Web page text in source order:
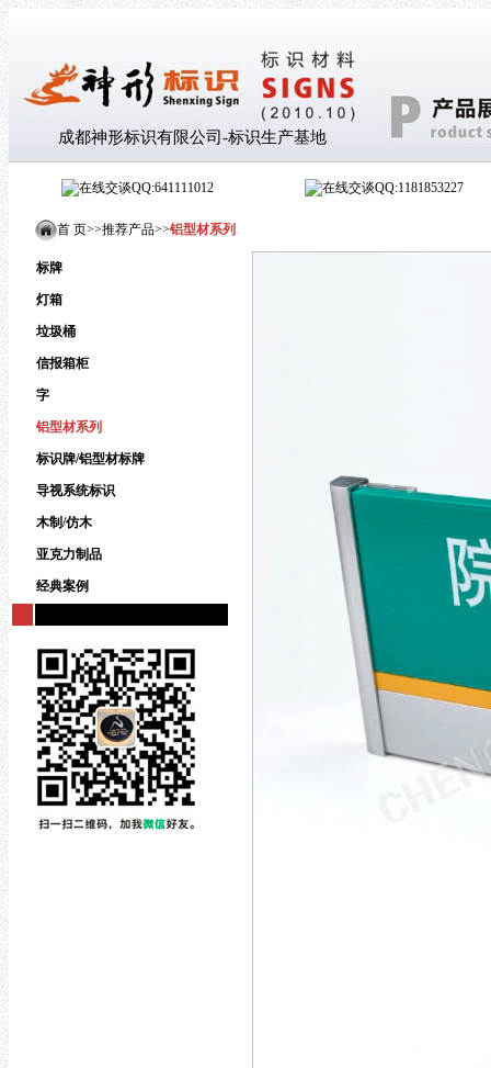
成都神形标识有限公司-标识生产基地
QQ:641111012 QQ:1181853227
首 页>>推荐产品>>铝型材系列
标牌
灯箱
垃圾桶
信报箱柜
字
铝型材系列
标识牌/铝型材标牌
导视系统标识
木制/仿木
亚克力制品
经典案例